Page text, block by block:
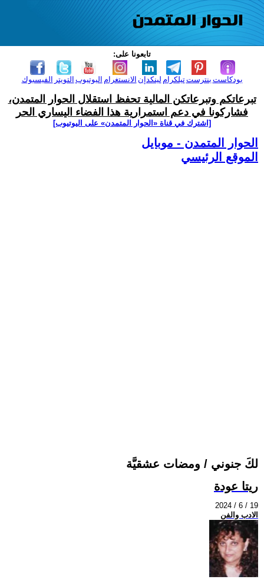
تابعونا على:
الفيسبوك التويتر اليوتيوب الانستغرام لينكدإن تيلكرامبنترست بودكاست
تبرعاتكم وتبرعاتكن المالية تحفظ استقلال الحوار المتمدن،
فشاركونا في دعم استمرارية هذا الفضاء اليساري الحر
[اشترك في قناة ‫«الحوار المتمدن» على اليوتيوب]
الحوار المتمدن - موبايل
الموقع الرئيسي
لكَ جنوني / ومضات عشقيَّة
ريتا عودة
2024 / 6 / 19
الادب والفن